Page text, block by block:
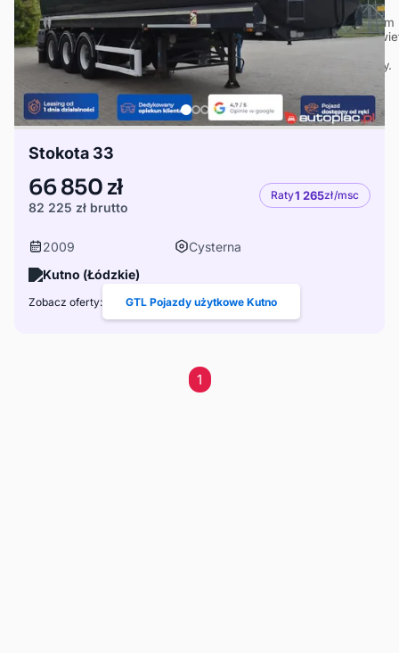
Stokota 33
66 850 zł
82 225 zł brutto
Raty1 265zł/msc
2009
Cysterna
Kutno (Łódzkie)
Zobacz oferty: GTL Pojazdy użytkowe Kutno
1